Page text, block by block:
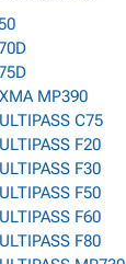
MP390
C75
F20
F30
F50
F60
F80